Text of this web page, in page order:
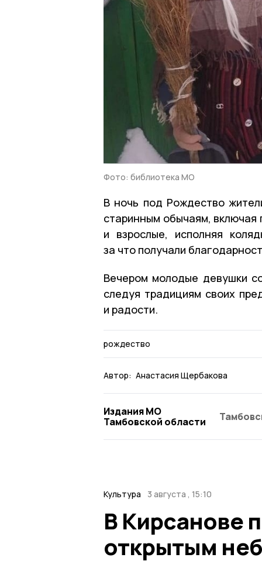
Фото: библиотека МО
В ночь под Рождество
старинным обычаям,
и взрослые, исполняя
за что получали
Вечером молодые девушки
следуя традициям своих
и радости.
рождество
Автор: Анастасия Щербакова
Издания МО
Тамбовской области
Культура 3 августа , 15:10
В Кирсанове
открытым